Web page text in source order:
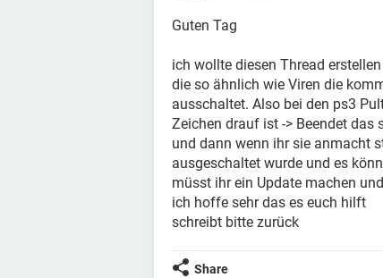
Guten Tag
ich wollte diesen Thread
die so ähnlich wie Viren die
ausschaltet. Also bei den ps3
Zeichen drauf ist -> Beendet
und dann wenn ihr sie anmacht
ausgeschaltet wurde und es
müsst ihr ein Update machen
ich hoffe sehr das es euch hilft
schreibt bitte zurück
Share